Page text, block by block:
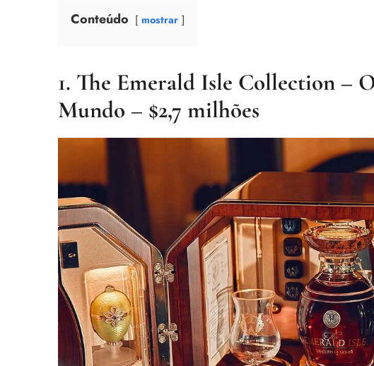
Conteúdo mostrar
1. The Emerald Isle Collection –
Mundo – $2,7 milhões